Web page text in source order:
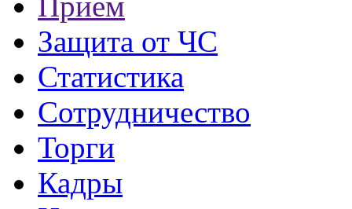
Защита от ЧС
Статистика
Сотрудничество
Торги
Кадры